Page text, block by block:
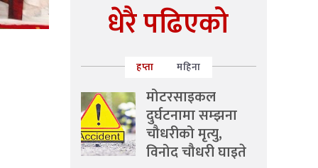
धेरै पढिएको
हप्ता महिना
मोटरसाइकल
दुर्घटनामा सम्झना
चौधरीको मृत्यु,
विनोद चौधरी घाइते